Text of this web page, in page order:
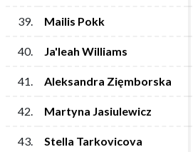
39. Mailis Pokk
40. Ja'leah Williams
41. Aleksandra Zięmborska
42. Martyna Jasiulewicz
43. Stella Tarkovicova
39. Mailis Pokk
40. Ja'leah Williams
41. Aleksandra Zięmborska
42. Martyna Jasiulewicz
43. Stella Tarkovicova